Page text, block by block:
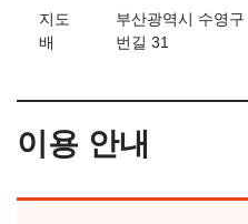
지도
배
부산광역시 수영
번길 31
이용 안내